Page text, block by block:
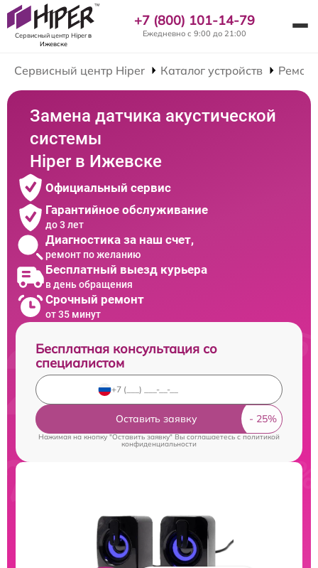
Сервисный центр Hiperв
Ижевске
+7 (800) 101-14-79
Ежедневно с 9:00 до 21:00
Сервисный центр Hiper Каталог устройств
Замена датчика акустической
системы
Hiper в Ижевске
Официальный сервис
Гарантийное обслуживание
до 3 лет
Диагностика за наш счет,
ремонт по желанию
Бесплатный выезд курьера
в день обращения
Срочный ремонт
от 35 минут
Бесплатная консультация со
специалистом
Оставить заявку
Нажимая на кнопку "Оставить заявку" Вы соглашаетесь cполитикой
конфиденциальности